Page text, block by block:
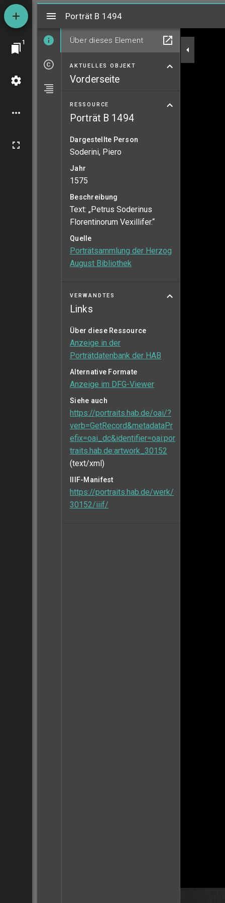
1
MiradorPorträt B 1494
Über dieses Element
AKTUELLES OBJEKT
Vorderseite
RESSOURCE
Porträt B 1494
Dargestellte Person
Soderini, Piero
Jahr
1575
Beschreibung
Text: „Petrus Soderinus
Florentinorum Vexillifer.“
Quelle
Porträtsammlung der Herzog
August Bibliothek
VERWANDTES
Links
Über diese Ressource
Anzeige in der
Porträtdatenbank der HAB
Alternative Formate
Anzeige im DFG-Viewer
Siehe auch
https://portraits.hab.de/oai/?
verb=GetRecord&metadataPr
efix=oai_dc&identifier=oai:por
traits.hab.de:artwork_30152
(text/xml)
IIIF-Manifest
https://portraits.hab.de/werk/
30152/iiif/
Porträt B 1494